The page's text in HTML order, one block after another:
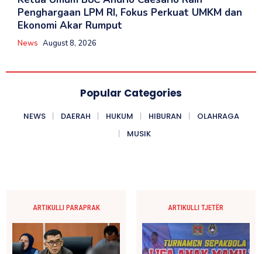
Penghargaan LPM RI, Fokus Perkuat UMKM dan
Ekonomi Akar Rumput
News August 8, 2026
Popular Categories
NEWS DAERAH HUKUM HIBURAN
OLAHRAGA
MUSIK
ARTIKULLI PARAPRAK ARTIKULLI TJETËR